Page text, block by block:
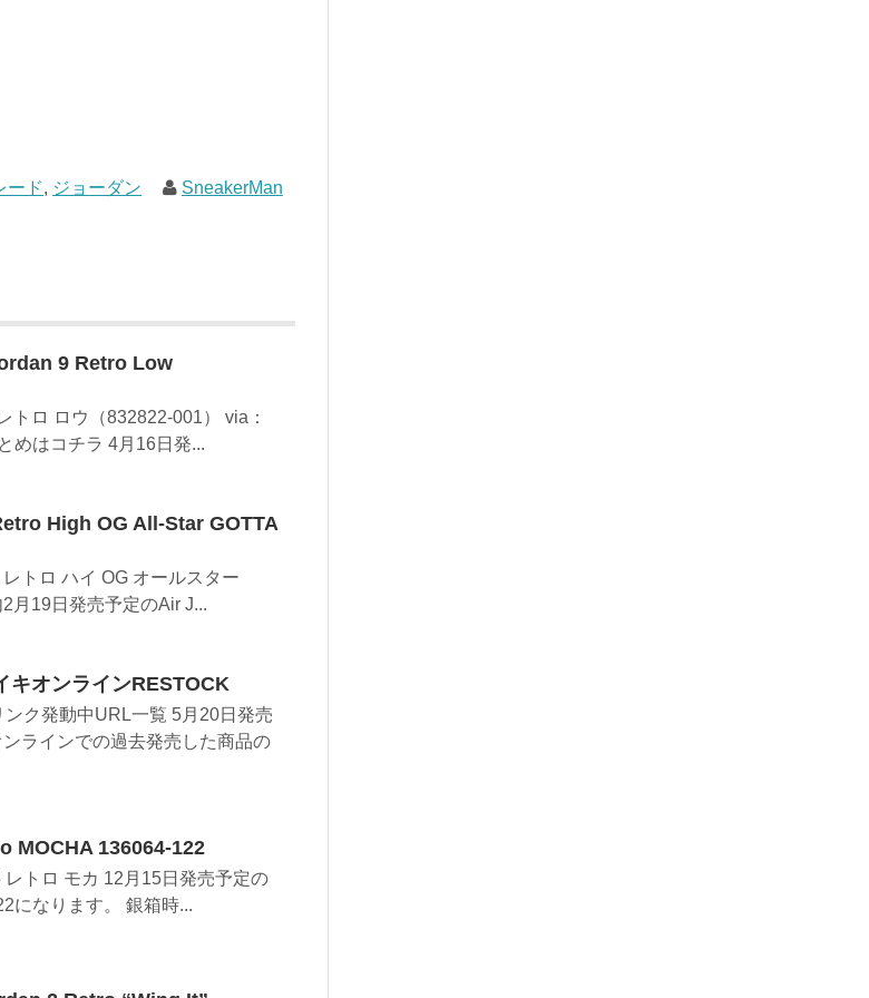
ード, ジョーダン SneakerMan
9 Retro Low
トロ ロウ（832822-001） via：
めはコチラ 4月16日発...
High OG All-Star GOTTA
トロ ハイ OG オールスター
月19日発売予定のAir J...
キオンラインRESTOCK
ク発動中URL一覧 5月20日発売
ラインでの過去発売した商品の
MOCHA 136064-122
トロ モカ 12月15日発売予定の
になります。 銀箱時...